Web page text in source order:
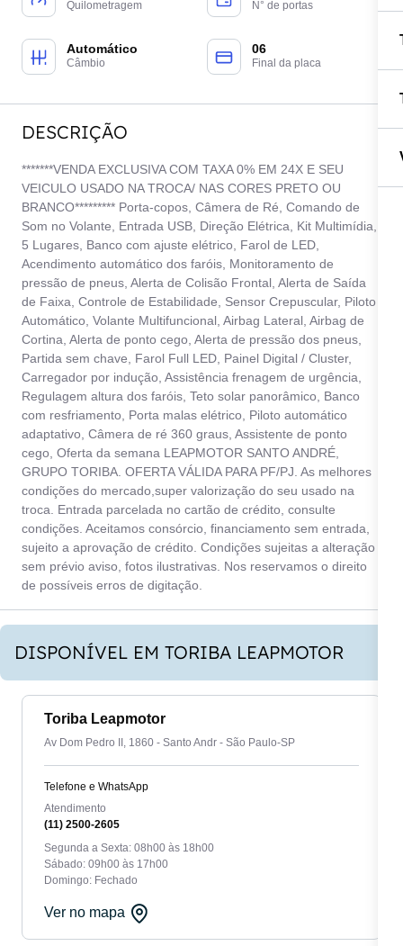
Quilometragem N° de portas
Automático
Câmbio
06
Final da placa
DESCRIÇÃO
*******VENDA EXCLUSIVA COM TAXA 0% EM 24X E SEU
VEICULO USADO NA TROCA/ NAS CORES PRETO OU
BRANCO********* Porta-copos, Câmera de Ré, Comando de
Som no Volante, Entrada USB, Direção Elétrica, Kit Multimídia,
5 Lugares, Banco com ajuste elétrico, Farol de LED,
Acendimento automático dos faróis, Monitoramento de
pressão de pneus, Alerta de Colisão Frontal, Alerta de Saída
de Faixa, Controle de Estabilidade, Sensor Crepuscular, Piloto
Automático, Volante Multifuncional, Airbag Lateral, Airbag de
Cortina, Alerta de ponto cego, Alerta de pressão dos pneus,
Partida sem chave, Farol Full LED, Painel Digital / Cluster,
Carregador por indução, Assistência frenagem de urgência,
Regulagem altura dos faróis, Teto solar panorâmico, Banco
com resfriamento, Porta malas elétrico, Piloto automático
adaptativo, Câmera de ré 360 graus, Assistente de ponto
cego, Oferta da semana LEAPMOTOR SANTO ANDRÉ,
GRUPO TORIBA. OFERTA VÁLIDA PARA PF/PJ. As melhores
condições do mercado,super valorização do seu usado na
troca. Entrada parcelada no cartão de crédito, consulte
condições. Aceitamos consórcio, financiamento sem entrada,
sujeito a aprovação de crédito. Condições sujeitas a alteração
sem prévio aviso, fotos ilustrativas. Nos reservamos o direito
de possíveis erros de digitação.
DISPONÍVEL EM TORIBA LEAPMOTOR
Toriba Leapmotor
Av Dom Pedro II, 1860 - Santo Andr - São Paulo-SP
Telefone e WhatsApp
Atendimento
(11) 2500-2605
Segunda a Sexta: 08h00 às 18h00
Sábado: 09h00 às 17h00
Domingo: Fechado
Ver no mapa